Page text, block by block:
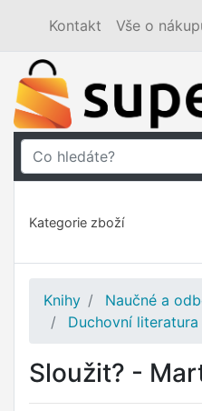
Kontakt Vše o
Kategorie zboží
Knihy
Naučné a
Duchovní literatura
Sloužit? -